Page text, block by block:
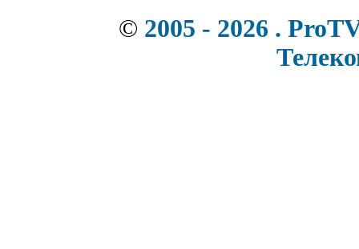
© 2005 - 2026 .